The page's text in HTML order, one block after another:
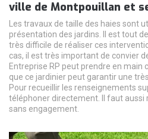
ville de Montpouillan et
Les travaux de taille des haies sont
présentation des jardins. Il est tout
très difficile de réaliser ces
cas, il est très important de convier
Entreprise RP peut prendre en main
que ce jardinier peut garantir une
Pour recueillir les renseignements
téléphoner directement. Il faut aussi
sans engagement.